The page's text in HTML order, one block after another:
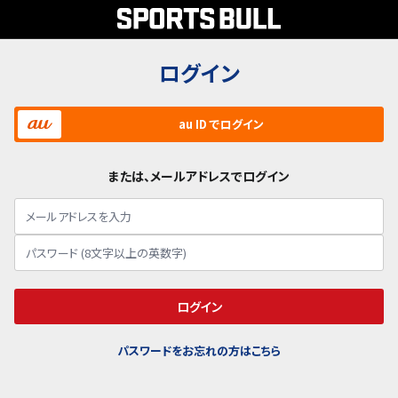
ログイン
au ID でログイン
または、メールアドレスでログイン
ログイン
パスワードをお忘れの方はこちら